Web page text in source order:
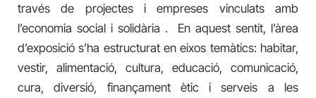
través de projectes i empreses vinculats amb
l’economia social i solidària . En aquest sentit, l’àrea
d’exposició s’ha estructurat en eixos temàtics: habitar,
vestir, alimentació, cultura, educació, comunicació,
cura, diversió, finançament ètic i serveis a les